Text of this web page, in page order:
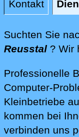
Kontakt
Suchten Sie
Reusstal ? Wir
Professionelle
Computer-
Kleinbetriebe
kommen bei
verbinden uns